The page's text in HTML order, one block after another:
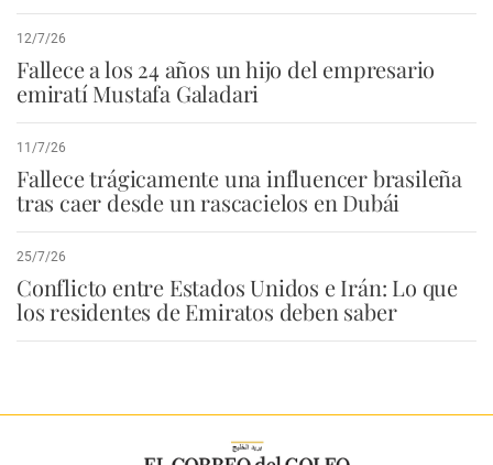
12/7/26
Fallece a los 24 años un hijo del empresario
emiratí Mustafa Galadari
11/7/26
Fallece trágicamente una influencer brasileña
tras caer desde un rascacielos en Dubái
25/7/26
Conflicto entre Estados Unidos e Irán: Lo que
los residentes de Emiratos deben saber